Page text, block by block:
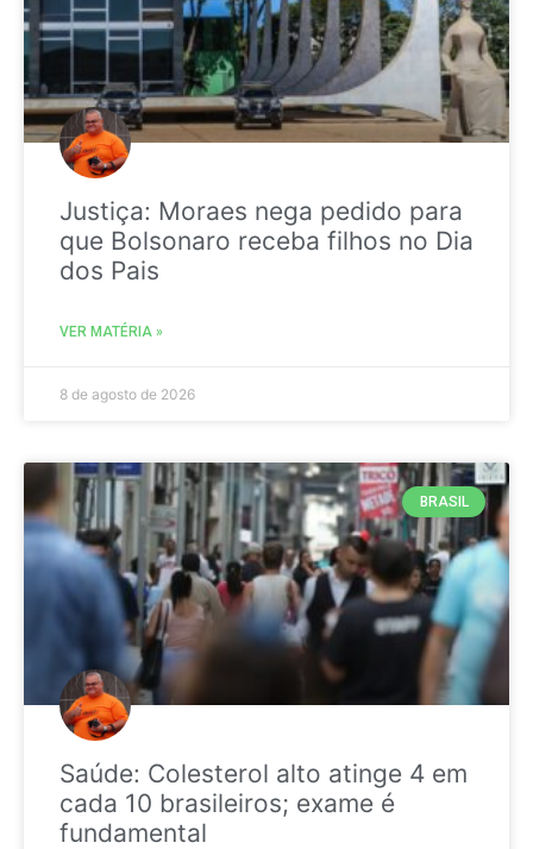
Justiça: Moraes nega pedido para
que Bolsonaro receba filhos no Dia
dos Pais
VER MATÉRIA »
8 de agosto de 2026
BRASIL
Saúde: Colesterol alto atinge 4 em
cada 10 brasileiros; exame é
fundamental